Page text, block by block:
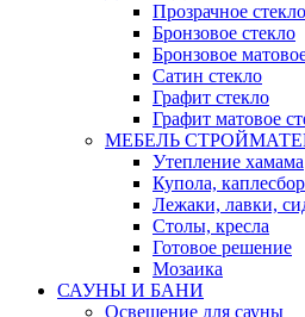
Прозрачное стекло
Бронзовое стекло
Бронзовое
Сатин стекло
Графит стекло
Графит матовое
МЕБЕЛЬ
Утепление хамама
Купола,
Лежаки, лавки,
Столы, кресла
Готовое решение
Мозаика
САУНЫ И БАНИ
Освещение для сауны